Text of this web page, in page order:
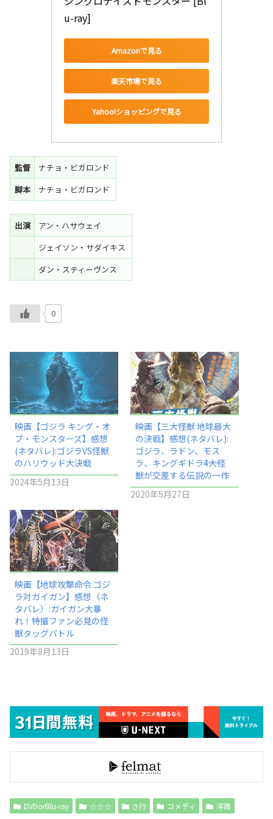
u-ray]
Amazonで見る
楽天市場で見る
Yahoo!ショッピングで見る
監督
ナチョ・ビガロンド
脚本
ナチョ・ビガロンド
出演
アン・ハサウェイ
ジェイソン・サダイキス
ダン・スティーヴンス
0
映画【ゴジラ キング・オ
ブ・モンスターズ】感想
(ネタバレ):ゴジラVS怪獣
のハリウッド大決戦
2024年5月13日
映画【三大怪獣 地球最大
の決戦】感想(ネタバレ):
ゴジラ、ラドン、モス
ラ、キングギドラ――4大怪
獣が交差する伝説の一作
2020年5月27日
映画【地球攻撃命令 ゴジ
ラ対ガイガン】感想（ネ
タバレ）:ガイガン大暴
れ！特撮ファン必見の怪
獣タッグバトル
2019年8月13日
DVDorBlu-ray ☆☆☆ さ行 コメディ 洋画